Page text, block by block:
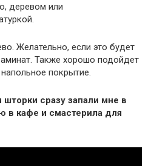
деревом или
Желательно, если это будет
Также хорошо подойдет
покрытие.
сразу запали мне в
в кафе и смастерила для